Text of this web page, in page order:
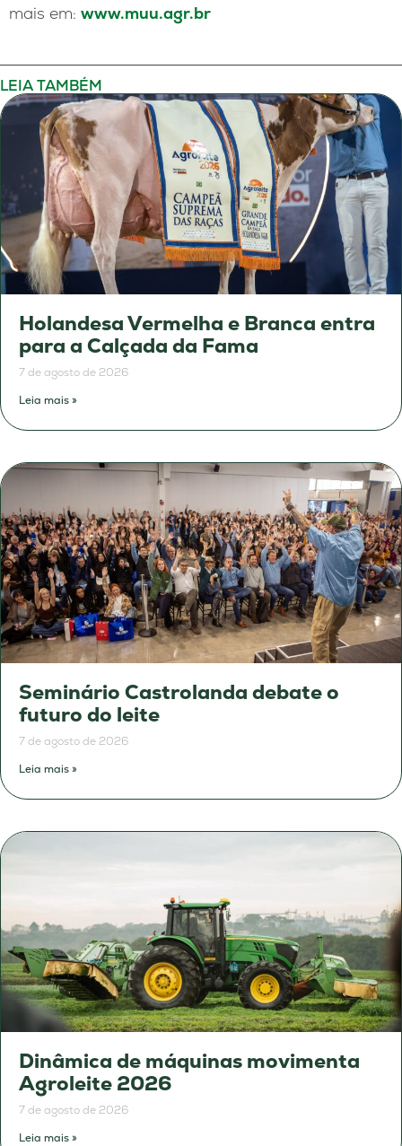
mais em: www.muu.agr.br
LEIA TAMBÉM
Holandesa Vermelha e Branca entra
para a Calçada da Fama
7 de agosto de 2026
Leia mais »
Seminário Castrolanda debate o
futuro do leite
7 de agosto de 2026
Leia mais »
Dinâmica de máquinas movimenta
Agroleite 2026
7 de agosto de 2026
Leia mais »